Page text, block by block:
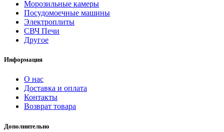
Морозильные камеры
Посудомоечные машины
Электроплиты
СВЧ Печи
Другое
Информация
О нас
Доставка и оплата
Контакты
Возврат товара
Дополнительно